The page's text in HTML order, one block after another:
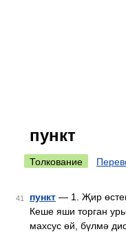
пункт
Толкование
41 пункт — 1. Җир
Кеше яши торган
махсус өй, бүлмә